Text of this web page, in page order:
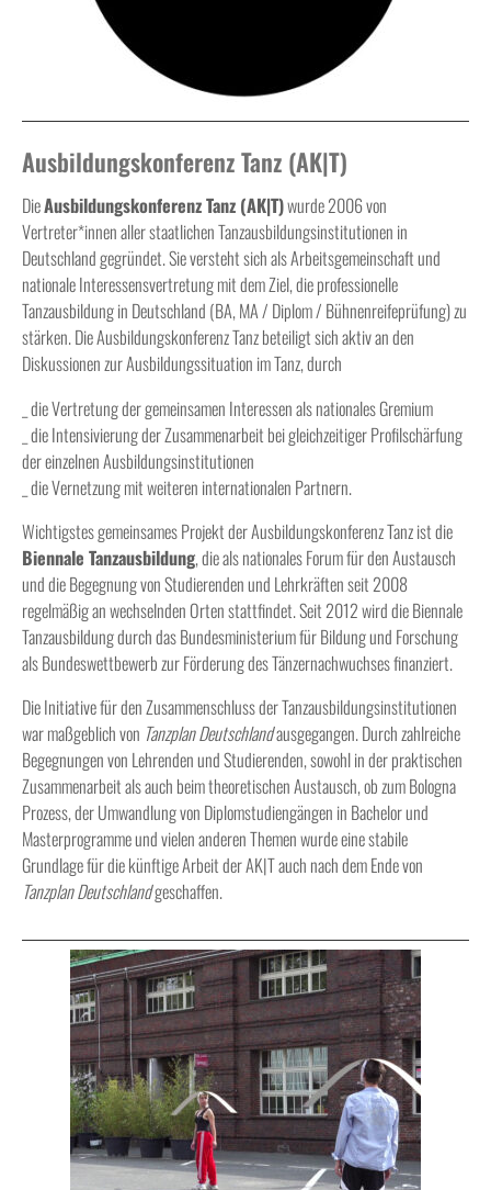
Ausbildungskonferenz Tanz (AK|T)
DieAusbildungskonferenz Tanz (AK|T)wurde 2006 von
Vertreter*innen aller staatlichen Tanzausbildungsinstitutionen in
Deutschland gegründet. Sie versteht sich als Arbeitsgemeinschaft und
nationale Interessensvertretung mit dem Ziel, die professionelle
Tanzausbildung in Deutschland (BA, MA / Diplom / Bühnenreifeprüfung) zu
stärken. Die Ausbildungskonferenz Tanz beteiligt sich aktiv an den
Diskussionen zur Ausbildungssituation im Tanz, durch
_ die Vertretung der gemeinsamen Interessen als nationales Gremium
_ die Intensivierung der Zusammenarbeit bei gleichzeitiger Profilschärfung
der einzelnen Ausbildungsinstitutionen
_ die Vernetzung mit weiteren internationalen Partnern.
Wichtigstes gemeinsames Projekt der Ausbildungskonferenz Tanz ist die
Biennale Tanzausbildung, die als nationales Forum für den Austausch
und die Begegnung von Studierenden und Lehrkräften seit 2008
regelmäßig an wechselnden Orten stattfindet. Seit 2012 wird die Biennale
Tanzausbildung durch das Bundesministerium für Bildung und Forschung
als Bundeswettbewerb zur Förderung des Tänzernachwuchses finanziert.
Die Initiative für den Zusammenschluss der Tanzausbildungsinstitutionen
war maßgeblich von Tanzplan Deutschlandausgegangen. Durch zahlreiche
Begegnungen von Lehrenden und Studierenden, sowohl in der praktischen
Zusammenarbeit als auch beim theoretischen Austausch, ob zum Bologna
Prozess, der Umwandlung von Diplomstudiengängen in Bachelor und
Masterprogramme und vielen anderen Themen wurde eine stabile
Grundlage für die künftige Arbeit der AK|T auch nach dem Ende von
Tanzplan Deutschlandgeschaffen.